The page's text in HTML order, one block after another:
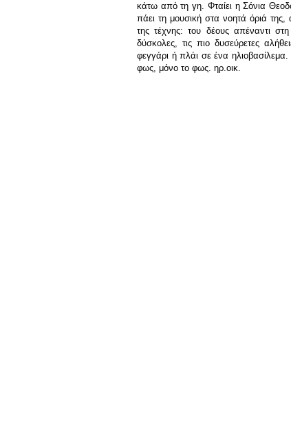
κάτω από τη γη. Φταίει η Σόνια
πάει τη μουσική στα νοητά όριά
της τέχνης: του δέους απέναντι
δύσκολες, τις πιο δυσεύρετες
φεγγάρι ή πλάι σε ένα
φως, μόνο το φως. ηρ.οικ.